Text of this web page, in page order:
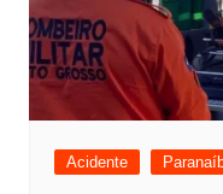
Acidente